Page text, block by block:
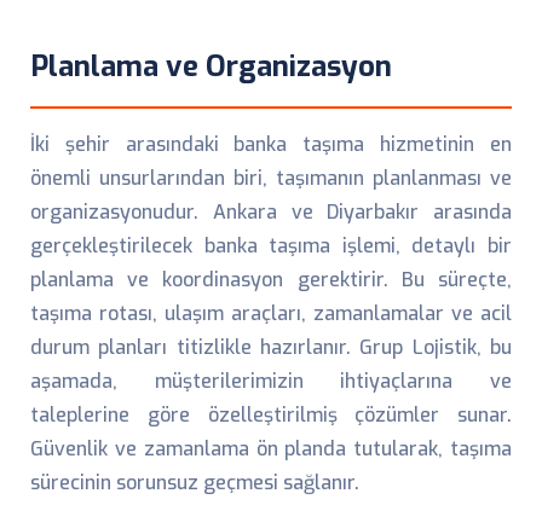
Planlama ve Organizasyon
İki şehir arasındaki banka taşıma hizmetinin en
önemli unsurlarından biri, taşımanın planlanması ve
organizasyonudur. Ankara ve Diyarbakır arasında
gerçekleştirilecek banka taşıma işlemi, detaylı bir
planlama ve koordinasyon gerektirir. Bu süreçte,
taşıma rotası, ulaşım araçları, zamanlamalar ve acil
durum planları titizlikle hazırlanır. Grup Lojistik, bu
aşamada, müşterilerimizin ihtiyaçlarına ve
taleplerine göre özelleştirilmiş çözümler sunar.
Güvenlik ve zamanlama ön planda tutularak, taşıma
sürecinin sorunsuz geçmesi sağlanır.